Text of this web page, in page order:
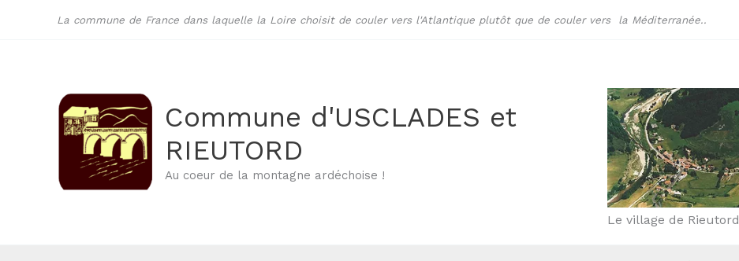
La commune de France dans laquelle la Loire choisit de couler vers l'Atlantique plutôt que de couler vers la Méditerranée..
Commune d'USCLADES et
RIEUTORD
Au coeur de la montagne ardéchoise !
Le village de Rieutord